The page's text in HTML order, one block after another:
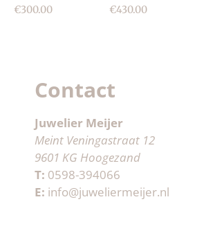
€300.00 €430.00
Contact
Juwelier Meijer
Meint Veningastraat 12
9601 KG Hoogezand
T: 0598-394066
E: info@juweliermeijer.nl